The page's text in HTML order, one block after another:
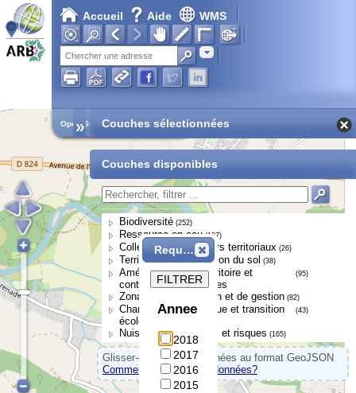
Accueil Aide WMS
Adresse
Open Street Map
» Couches sélectionnées
Couches disponibles
Biodiversité (252)
Ressource en eau (107)
Collectivités et acteurs territoriaux (26)
Territoires et occupation du sol (38)
Aménagement du territoire et
continuités écologiques
(95)
Zonages de protection et de gestion (82)
Changement climatique et transition
écologique
(43)
Nuisances, pressions et risques (165)
Glisser-déposer vos données au format GeoJSON
Comment convertir vos données?
Requête
Annee
2018
2017
2016
2015
FILTRER